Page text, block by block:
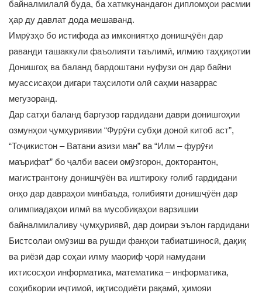
байналмилалӣ буда, ба хатмкунандагон дипломҳои расмии
ҳар ду давлат дода мешаванд.
Имрӯзҳо бо истифода аз имкониятҳо донишҷӯён дар
раванди ташаккули фаъолияти таълимӣ, илмию таҳқиқотии
Донишгоҳ ва баланд бардоштани нуфузи он дар байни
муассисаҳои дигари таҳсилоти олӣ саҳми назаррас
мегузоранд.
Дар сатҳи баланд баргузор гардидани даври донишгоҳии
озмунҳои ҷумҳуриявии “Фурӯғи субҳи доноӣ китоб аст”,
“Тоҷикистон – Ватани азизи ман” ва “Илм – фурӯғи
маърифат” бо ҷалби васеи омӯзгорон, докторантон,
магистрантону донишҷӯён ва иштироку ғолиб гардидани
онҳо дар давраҳои минбаъда, ғолибияти донишҷӯён дар
олимпиадаҳои илмӣ ва мусобиқаҳои варзишии
байналмилаливу ҷумҳуриявӣ, дар доираи эълон гардидани
Бистсолаи омӯзиш ва рушди фанҳои табиатшиносӣ, дақиқ
ва риёзӣ дар соҳаи илму маориф ҷорӣ намудани
ихтисосҳои информатика, математика – информатика,
соҳибкории иҷтимоӣ, иқтисодиёти рақамӣ, ҳимояи